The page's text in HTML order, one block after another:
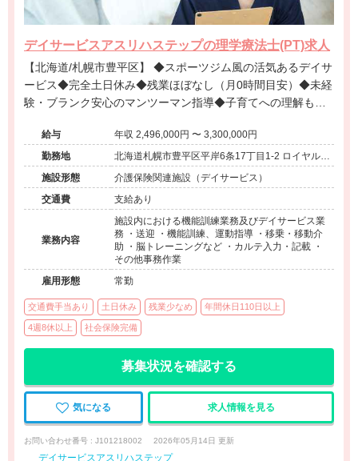
デイサービスアスリハステップの理学療法士(PT)求人
【北海道/札幌市豊平区】 ◆スポーツジム風の活気あるデイサ
ービス◆完全土日休み◆残業ほぼなし（月0時間目安）◆未経
験・ブランク安心のマンツーマン指導◆子育てへの理解もあ
給与
年収 2,496,000円 〜 3,300,000円
勤務地
北海道札幌市豊平区平岸6条17丁目1-2 ロイヤルレ
インボー平岸C棟201
施設形態
介護保険関連施設（デイサービス）
交通費
支給あり
業務内容
施設内における機能訓練業務及びデイサービス業
務 ・送迎 ・機能訓練、運動指導 ・移乗・移動介
助 ・脳トレーニングなど ・カルテ入力・記載 ・
その他事務作業
雇用形態
常勤
交通費手当あり 土日休み 残業少なめ 年間休日110日以上
4週8休以上 社会保険完備
募集状況を確認する
気になる 求人情報を見る
お問い合わせ番号 : J101218002 2026年05月14日 更新
デイサービスアスリハステップ